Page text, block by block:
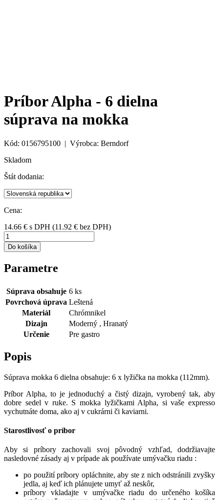
Príbor Alpha - 6 dielna
súprava na mokka
Kód: 0156795100 | Výrobca: Berndorf
Skladom
Štát dodania:
Cena:
14.66 € s DPH (11.92 € bez DPH)
Do košíka
Parametre
Súprava obsahuje 6 ks
Povrchová úprava Leštená
Materiál
Chrómnikel
Dizajn
Moderný , Hranatý
Určenie
Pre gastro
Popis
Súprava mokka 6 dielna obsahuje: 6 x lyžička na mokka (112mm).
Príbor Alpha, to je jednoduchý a čistý dizajn, vyrobený tak, aby
dobre sedel v ruke. S mokka lyžičkami Alpha, si vaše expresso
vychutnáte doma, ako aj v cukrárni či kaviarni.
Starostlivosť o príbor
Aby si príbory zachovali svoj pôvodný vzhľad, dodržiavajte
nasledovné zásady aj v prípade ak používate umývačku riadu :
po použití príbory opláchnite, aby ste z nich odstránili zvyšky
jedla, aj keď ich plánujete umyť až neskôr,
príbory vkladajte v umývačke riadu do určeného košíka